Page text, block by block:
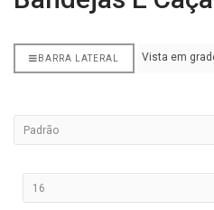
BARRA LATERAL Vista em